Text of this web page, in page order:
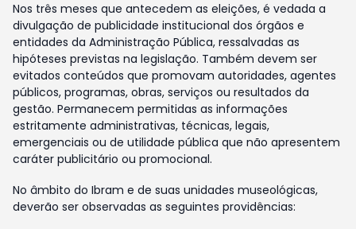
Nos três meses que antecedem as eleições, é vedada a
divulgação de publicidade institucional dos órgãos e
entidades da Administração Pública, ressalvadas as
hipóteses previstas na legislação. Também devem ser
evitados conteúdos que promovam autoridades, agentes
públicos, programas, obras, serviços ou resultados da
gestão. Permanecem permitidas as informações
estritamente administrativas, técnicas, legais,
emergenciais ou de utilidade pública que não apresentem
caráter publicitário ou promocional.
No âmbito do Ibram e de suas unidades museológicas,
deverão ser observadas as seguintes providências: